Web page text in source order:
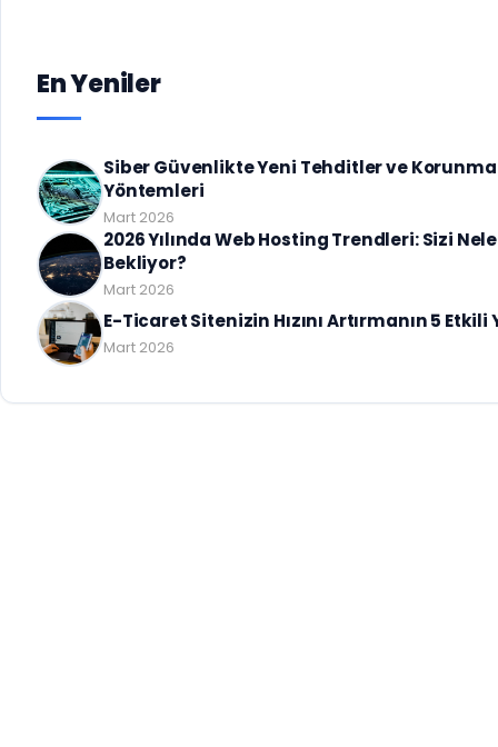
En Yeniler
Siber Güvenlikte Yeni Tehditler ve Korunma
Yöntemleri
Mart 2026
2026 Yılında Web Hosting Trendleri: Sizi
Bekliyor?
Mart 2026
E-Ticaret Sitenizin Hızını Artırmanın 5 Etkili
Mart 2026